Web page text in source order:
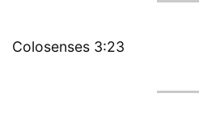
Colosenses 3:23